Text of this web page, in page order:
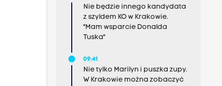
Nie będzie innego kandydata
z szyldem KO w Krakowie.
"Mam wsparcie Donalda
Tuska"
09:41
Nie tylko Marilyn i puszka zupy.
W Krakowie można zobaczyć